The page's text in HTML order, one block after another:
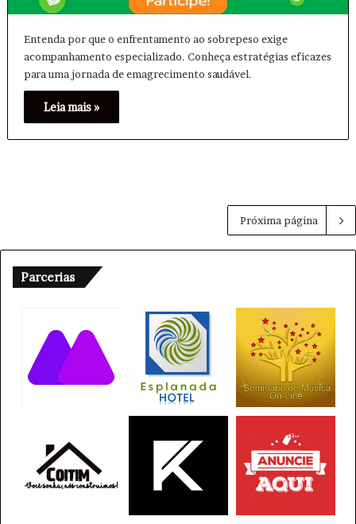
Entenda por que o enfrentamento ao sobrepeso exige
acompanhamento especializado. Conheça estratégias eficazes
para uma jornada de emagrecimento saudável.
Leia mais »
Próxima página
Parcerias